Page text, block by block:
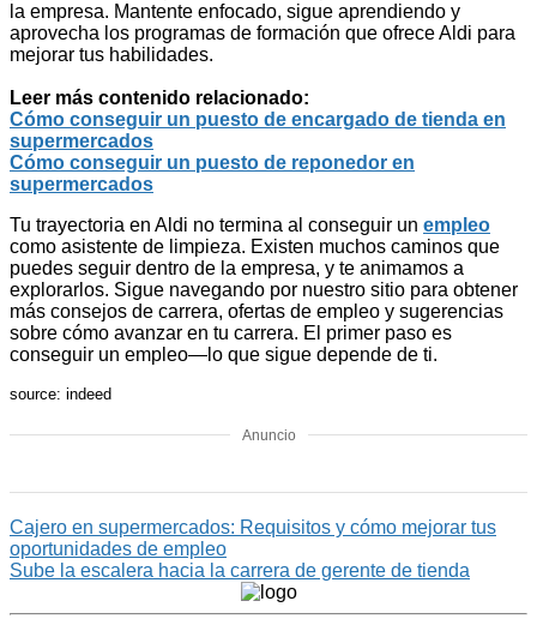
la empresa. Mantente enfocado, sigue aprendiendo y
aprovecha los programas de formación que ofrece Aldi para
mejorar tus habilidades.
Leer más contenido relacionado:
Cómo conseguir un puesto de encargado de tienda en
supermercados
Cómo conseguir un puesto de reponedor en
supermercados
Tu trayectoria en Aldi no termina al conseguir un empleo
como asistente de limpieza. Existen muchos caminos que
puedes seguir dentro de la empresa, y te animamos a
explorarlos. Sigue navegando por nuestro sitio para obtener
más consejos de carrera, ofertas de empleo y sugerencias
sobre cómo avanzar en tu carrera. El primer paso es
conseguir un empleo—lo que sigue depende de ti.
source: indeed
Anuncio
Cajero en supermercados: Requisitos y cómo mejorar tus
oportunidades de empleo
Sube la escalera hacia la carrera de gerente de tienda